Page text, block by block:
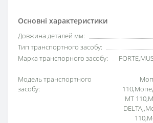
Основні характеристики
Довжина деталей мм:
Тип транспортного засобу:
Марка транспорного засобу:
Модель транспортного
засобу:
MT